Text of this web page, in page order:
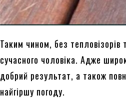
Таким чином, без тепловізорів
сучасного чоловіка. Адже
добрий результат, а також
найгіршу погоду.